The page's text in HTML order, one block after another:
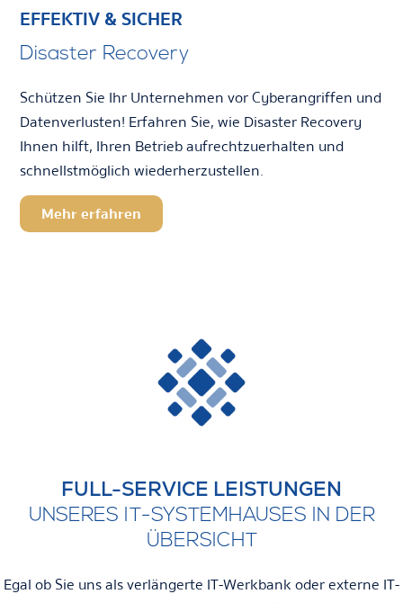
EFFEKTIV & SICHER
Disaster Recovery
Schützen Sie Ihr Unternehmen vor Cyberangriffen und
Datenverlusten! Erfahren Sie, wie Disaster Recovery
Ihnen hilft, Ihren Betrieb aufrechtzuerhalten und
schnellstmöglich wiederherzustellen.
Mehr erfahren
FULL-SERVICE LEISTUNGEN
UNSERES IT-SYSTEMHAUSES IN DER
ÜBERSICHT
Egal ob Sie uns als verlängerte IT-Werkbank oder externe IT-